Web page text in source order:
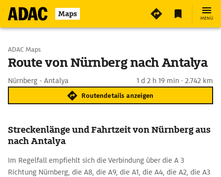
Maps MENÜ
Start wählen
ADAC Maps
Route von Nürnberg nach Antalya
Nürnberg - Antalya 1 d 2 h 19 min · 2.742 km
Routendetails anzeigen
Streckenlänge und Fahrtzeit von Nürnberg aus
nach Antalya
Im Regelfall empfiehlt sich die Verbindung über die A 3
Richtung Nürnberg, die A8, die A9, die A1, die A4, die A2, die A3